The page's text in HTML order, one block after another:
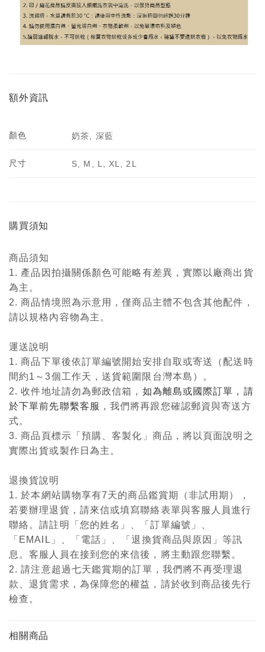
額外資訊
顏色 奶茶, 深藍
尺寸 S, M, L, XL, 2L
購買須知
商品須知
1. 產品因拍攝關係顏色可能略有差異，實際以廠商出貨
為主。
2. 商品情境照為示意用，僅商品主體不包含其他配件，
請以規格內容物為主。
運送說明
1. 商品下單後依訂單編號開始安排自取或寄送（配送時
間約1～3個工作天，送貨範圍限台灣本島）。
2. 收件地址請勿為郵政信箱， 如為離島或國際訂單，請
於下單前先聯繫客服 ，我們將再跟您確認郵資與寄送方
式。
3. 商品頁標示「預購、客製化」商品，將以頁面說明之
實際出貨或製作日為主。
退換貨說明
1. 於本網站購物享有7天的商品鑑賞期（非試用期），
若要辦理退貨，請來信或填寫聯絡表單與客服人員進行
聯絡。請註明「您的姓名」、「訂單編號」、
「EMAIL」、「電話」、「退換貨商品與原因」等訊
息。客服人員在接到您的來信後，將主動跟您聯繫。
2. 請注意超過七天鑑賞期的訂單，我們將不再受理退
款、退貨需求，為保障您的權益，請於收到商品後先行
檢查。
相關商品